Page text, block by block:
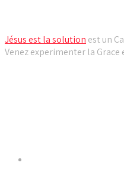
Jésus est la solution est un
Venez experimenter la Grace